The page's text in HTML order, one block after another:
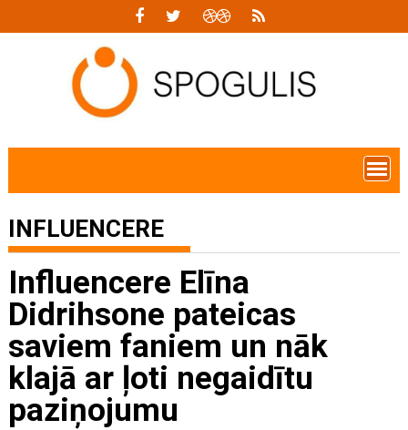
INFLUENCERE
Influencere Elīna
Didrihsone pateicas
saviem faniem un nāk
klajā ar ļoti negaidītu
paziņojumu